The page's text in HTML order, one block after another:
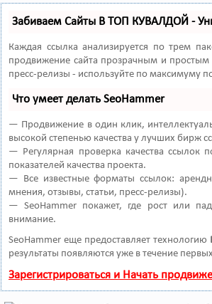
Забиваем Сайты В ТОП КУВАЛДОЙ -
Каждая ссылка анализируется по трем
продвижение сайта прозрачным и
пресс-релизы - используйте по максимуму
Что умеет делать SeoHammer
— Продвижение в один клик,
высокой степенью качества у лучших бирж
— Регулярная проверка качества ссылок
показателей качества проекта.
— Все известные форматы ссылок:
мнения, отзывы, статьи, пресс-релизы).
— SeoHammer покажет, где рост или
внимание.
SeoHammer еще предоставляет технологию
результаты появляются уже в течение
Зарегистрироваться и Начать